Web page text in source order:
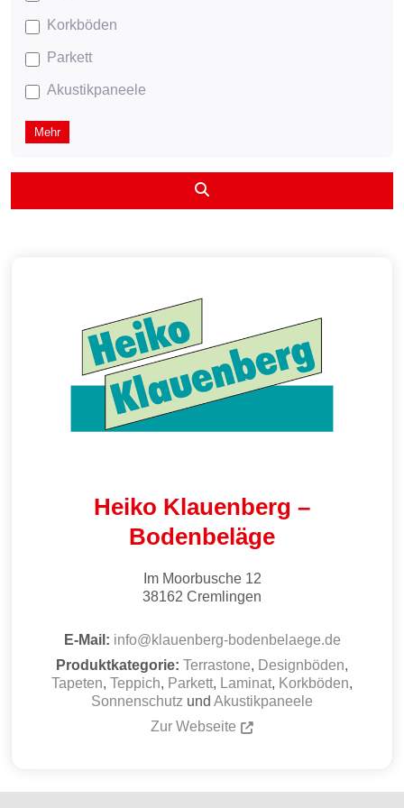
Korkböden
Parkett
Akustikpaneele
Mehr
Heiko Klauenberg –
Bodenbeläge
Im Moorbusche 12
38162 Cremlingen
E-Mail: info@klauenberg-bodenbelaege.de
Produktkategorie: Terrastone, Designböden,
Tapeten, Teppich, Parkett, Laminat, Korkböden,
Sonnenschutz und Akustikpaneele
Zur Webseite